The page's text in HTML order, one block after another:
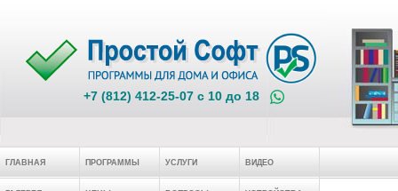
+7 (812) 412-25-07 c 10 до 18
ГЛАВНАЯ ПРОГРАММЫ УСЛУГИ ВИДЕО